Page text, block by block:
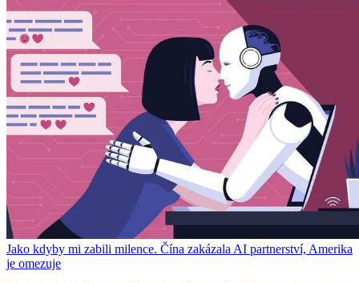
Jako kdyby mi zabili milence. Čína zakázala AI partnerství, Amerika
je omezuje